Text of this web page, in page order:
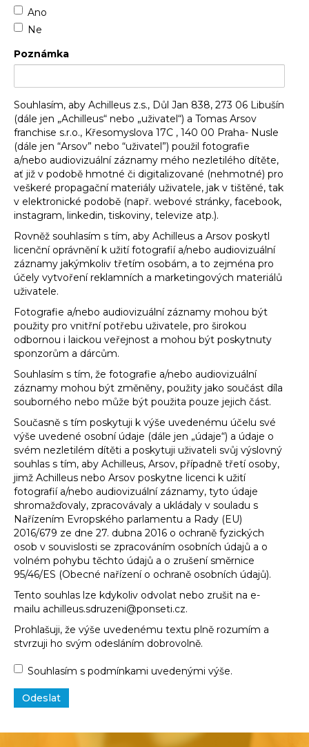
Ano
Ne
Poznámka
Souhlasím, aby Achilleus z.s., Důl Jan 838, 273 06 Libušín
(dále jen „Achilleus“ nebo „uživatel“) a Tomas Arsov
franchise s.r.o., Křesomyslova 17C , 140 00 Praha- Nusle
(dále jen “Arsov” nebo “uživatel”) použil fotografie
a/nebo audiovizuální záznamy mého nezletilého dítěte,
ať již v podobě hmotné či digitalizované (nehmotné) pro
veškeré propagační materiály uživatele, jak v tištěné, tak
v elektronické podobě (např. webové stránky, facebook,
instagram, linkedin, tiskoviny, televize atp.).
Rovněž souhlasím s tím, aby Achilleus a Arsov poskytl
licenční oprávnění k užití fotografií a/nebo audiovizuální
záznamy jakýmkoliv třetím osobám, a to zejména pro
účely vytvoření reklamních a marketingových materiálů
uživatele.
Fotografie a/nebo audiovizuální záznamy mohou být
použity pro vnitřní potřebu uživatele, pro širokou
odbornou i laickou veřejnost a mohou být poskytnuty
sponzorům a dárcům.
Souhlasím s tím, že fotografie a/nebo audiovizuální
záznamy mohou být změněny, použity jako součást díla
souborného nebo může být použita pouze jejich část.
Současně s tím poskytuji k výše uvedenému účelu své
výše uvedené osobní údaje (dále jen „údaje“) a údaje o
svém nezletilém dítěti a poskytuji uživateli svůj výslovný
souhlas s tím, aby Achilleus, Arsov, případně třetí osoby,
jimž Achilleus nebo Arsov poskytne licenci k užití
fotografií a/nebo audiovizuální záznamy, tyto údaje
shromažďovaly, zpracovávaly a ukládaly v souladu s
Nařízením Evropského parlamentu a Rady (EU)
2016/679 ze dne 27. dubna 2016 o ochraně fyzických
osob v souvislosti se zpracováním osobních údajů a o
volném pohybu těchto údajů a o zrušení směrnice
95/46/ES (Obecné nařízení o ochraně osobních údajů).
Tento souhlas lze kdykoliv odvolat nebo zrušit na e-
mailu achilleus.sdruzeni@ponseti.cz.
Prohlašuji, že výše uvedenému textu plně rozumím a
stvrzuji ho svým odesláním dobrovolně.
Souhlas
Souhlasím s podmínkami uvedenými výše.